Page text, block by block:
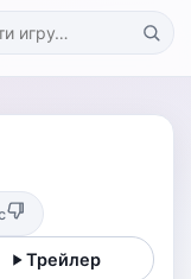
каталогу
Трейлер